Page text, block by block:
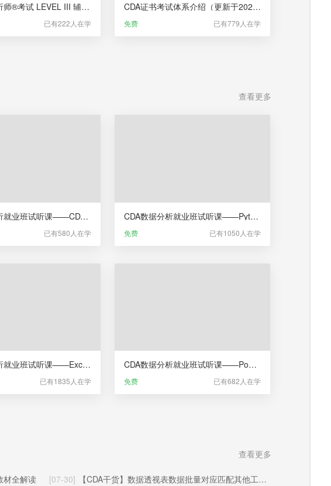
CDA数据分析师®考试 LEVEL III 辅导课（新版）
已有222人在学
CDA证书考试体系介绍（更新于2025年5月22日）
免费 已有779人在学
查看更多
CDA数据分析就业班试听课——CDA数据分析师教研服务
已有580人在学
CDA数据分析就业班试听课——Python编程基础与数据清洗
免费 已有1050人在学
CDA数据分析就业班试听课——Excel业务数据分析（更新于2025年06月）
已有1835人在学
CDA数据分析就业班试听课——Power BI商业智能分析
免费 已有682人在学
查看更多
材全解读 [07-30] 【CDA干货】数据透视表数据批量对应匹配其他工作表的方法与实操应用